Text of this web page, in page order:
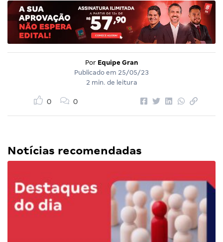
Por Equipe Gran
Publicado em 25/05/23
2 min. de leitura
0 0
Notícias recomendadas